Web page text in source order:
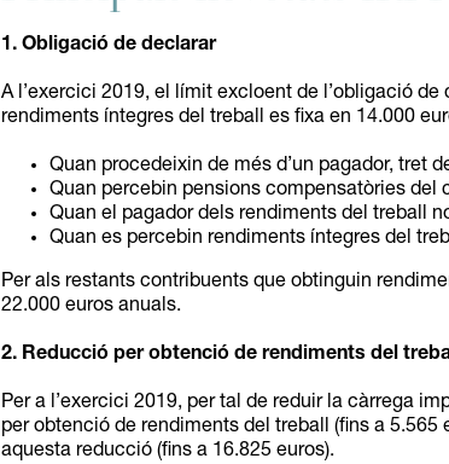
1. Obligació de declarar
A l’exercici 2019, el límit excloent de l’obligació
rendiments íntegres del treball es fixa en 14.000
Quan procedeixin de més d’un pagador, tret
Quan percebin pensions compensatòries del
Quan el pagador dels rendiments del treball
Quan es percebin rendiments íntegres del
Per als restants contribuents que obtinguin
22.000 euros anuals.
2. Reducció per obtenció de rendiments del
Per a l’exercici 2019, per tal de reduir la càrrega
per obtenció de rendiments del treball (fins a
aquesta reducció (fins a 16.825 euros).